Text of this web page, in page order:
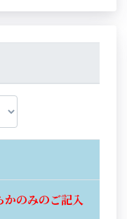
のみのご記入